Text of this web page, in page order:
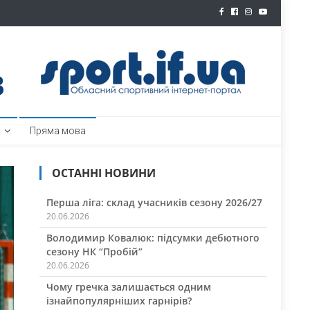
Пряма мова
ОСТАННІ НОВИНИ
Перша ліга: склад учасників сезону 2026/27
20.06.2026
Володимир Ковалюк: підсумки дебютного
сезону НК “Пробій”
20.06.2026
Чому гречка залишається одним
ізнайпопулярніших гарнірів?